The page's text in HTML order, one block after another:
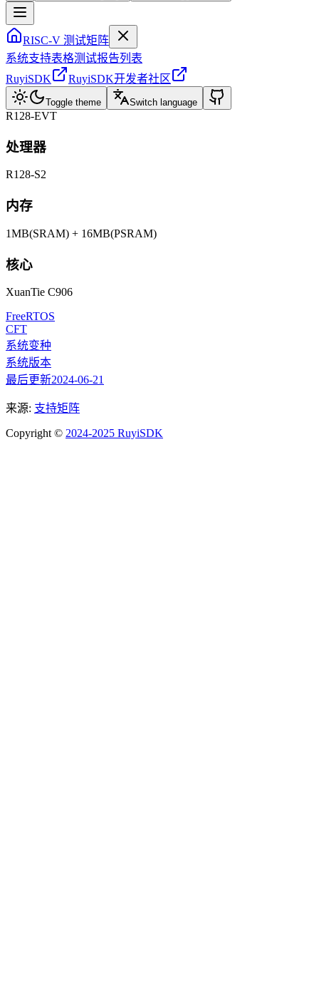
RISC-V 测试矩阵
系统支持表格测试报告列表
RuyiSDK
RuyiSDK开发者社区
Toggle theme Switch language
R128-EVT
处理器
R128-S2
内存
1MB(SRAM) + 16MB(PSRAM)
核心
XuanTie C906
FreeRTOS
CFT
系统变种
系统版本
最后更新2024-06-21
来源: 支持矩阵
Copyright © 2024-2025 RuyiSDK